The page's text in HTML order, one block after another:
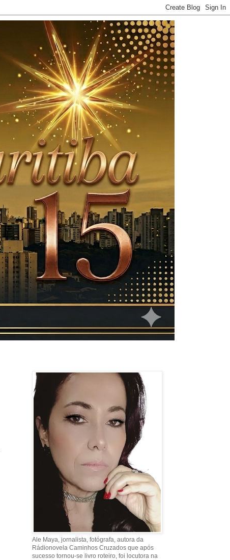
Ale Maya, jornalista, fotógrafa, autora da
Rádionovela Caminhos Cruzados que após
sucesso tornou-se livro roteiro, foi locutora na